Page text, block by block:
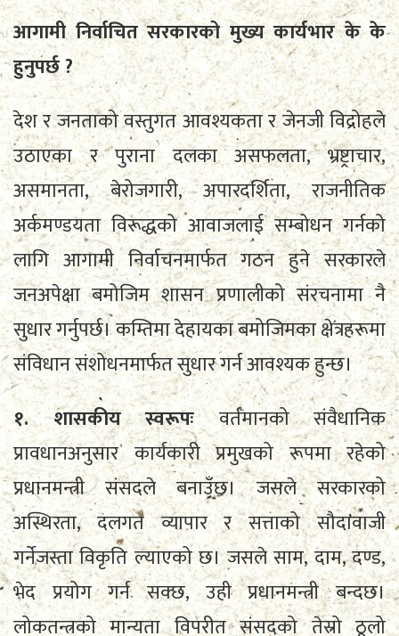
आगामी निर्वाचित सरकारको मुख्य कार्यभार के के
हुनुपर्छ ?
देश र जनताको वस्तुगत आवश्यकता र जेनजी विद्रोहले
उठाएका र पुराना दलका असफलता, भ्रष्ट्राचार,
असमानता, बेरोजगारी, अपारदर्शिता, राजनीतिक
अर्कमण्डयता विरूद्धको आवाजलाई सम्बोधन गर्नको
लागि आगामी निर्वाचनमार्फत गठन हुने सरकारले
जनअपेक्षा बमोजिम शासन प्रणालीको संरचनामा नै
सुधार गर्नुपर्छ। कम्तिमा देहायका बमोजिमका क्षेत्रहरूमा
संविधान संशोधनमार्फत सुधार गर्न आवश्यक हुन्छ।
१. शासकीय स्वरूपःवर्तमानको संवैधानिक
प्रावधानअनुसार कार्यकारी प्रमुखको रूपमा रहेको
प्रधानमन्त्री संसदले बनाउँछ। जसले सरकारको
अस्थिरता, दलगत व्यापार र सत्ताको सौदावाजी
गर्नेजस्ता विकृति ल्याएको छ। जसले साम, दाम, दण्ड,
भेद प्रयोग गर्न सक्छ, उही प्रधानमन्त्री बन्दछ।
लोकतन्त्रको मान्यता विपरीत संसदको तेस्रो ठूलो